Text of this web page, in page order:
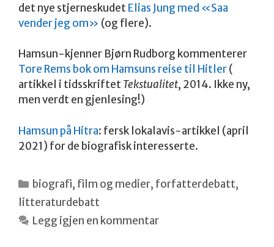
det nye stjerneskudetElias Jung med «Saa
vender jeg om» (og flere).
Hamsun-kjenner Bjørn Rudborg kommenterer
Tore Rems bok om Hamsuns reise til Hitler(
artikkel i tidsskriftetTekstualitet, 2014. Ikke ny,
men verdt en gjenlesing!)
Hamsun på Hitra: fersk lokalavis-artikkel (april
2021) for de biografisk interesserte.
Kategorier
biografi, film og medier, forfatterdebatt,
litteraturdebatt
Legg igjen en kommentar